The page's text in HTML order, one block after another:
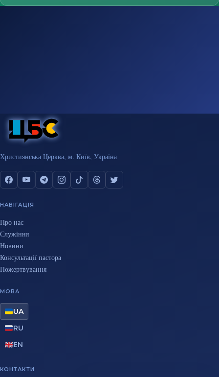
Християнська Церква, м. Київ, Україна
НАВІГАЦІЯ
Про нас
Служіння
Новини
Консультації пастора
Пожертвування
МОВА
UA
RU
EN
КОНТАКТИ